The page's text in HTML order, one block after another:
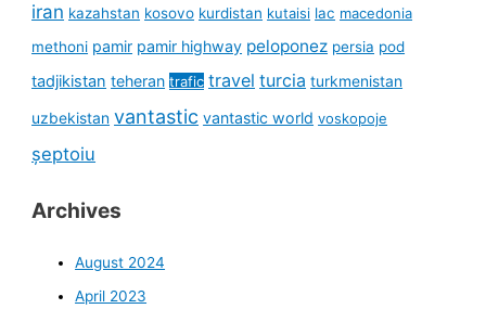
iran kazahstan kosovo kurdistan kutaisi lac macedonia
methoni pamir pamir highway peloponez persia pod
tadjikistan teheran trafic travel turcia turkmenistan
uzbekistan vantastic vantastic world voskopoje
șeptoiu
Archives
August 2024
April 2023